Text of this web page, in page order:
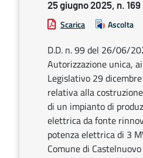
25 giugno 2025, n. 169
Scarica Ascolta
D.D. n. 99 del 26/06/
Autorizzazione unica,
Legislativo 29
relativa alla costruzione
di un impianto di
elettrica da fonte
potenza elettrica di 3
Comune di